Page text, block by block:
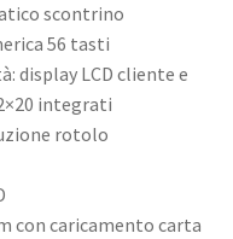
scontrino
56 tasti
display LCD cliente e
integrati
rotolo
con caricamento carta